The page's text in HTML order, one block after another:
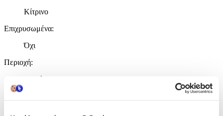
Κίτρινο
Επιχρυσωμένα:
Όχι
Περιοχή:
Αυτιά